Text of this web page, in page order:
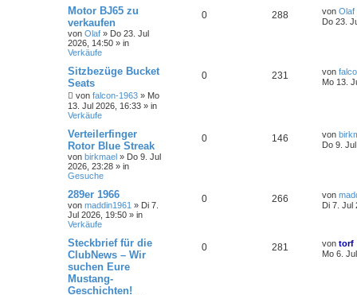
Motor BJ65 zu
verkaufen
von Olaf » Do 23. Jul
2026, 14:50 » in
Verkäufe
0 288 von Olaf
Do 23.
Sitzbezüge Bucket
Seats
von falcon-1963 » Mo
13. Jul 2026, 16:33 » in
Verkäufe
0 231 von
Mo 13.
Verteilerfinger
Rotor Blue Streak
von birkmael » Do 9. Jul
2026, 23:28 » in
Gesuche
0 146 von
Do 9.
289er 1966
von maddin1961 » Di 7.
Jul 2026, 19:50 » in
Verkäufe
0 266 von
Di 7. Jul
Steckbrief für die
ClubNews – Wir
suchen Eure
Mustang-
Geschichten!
0 281 von torf
Mo 6.